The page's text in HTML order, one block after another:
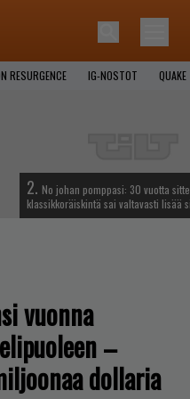
RESURGENCE IG-NOSTOT QUAKE
2. No johan pomppasi: 30 vuotta
klassikkoräiskintä sai valtavasti lisää
vuonna
–
dollaria